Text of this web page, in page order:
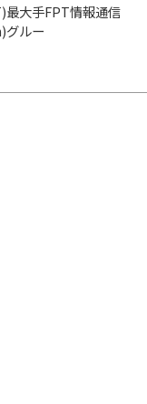
大手FPT情報通信
ルー